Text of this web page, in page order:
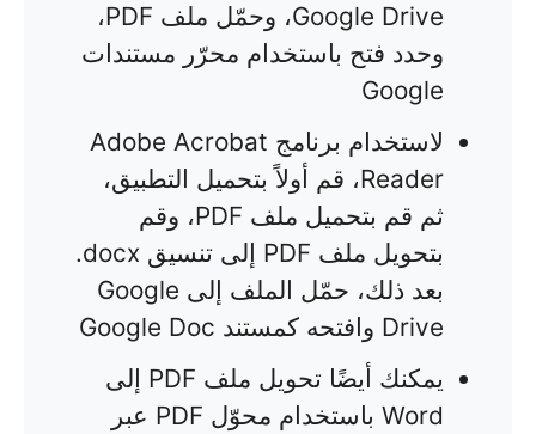
Google Drive، وحمّل ملف PDF،
وحدد فتح باستخدام محرّر مستندات
Google
لاستخدام برنامج Adobe Acrobat
Reader، قم أولاً بتحميل التطبيق،
ثم قم بتحميل ملف PDF، وقم
بتحويل ملف PDF إلى تنسيق docx.
بعد ذلك، حمّل الملف إلى Google
Drive وافتحه كمستند Google Doc
يمكنك أيضًا تحويل ملف PDF إلى
Word باستخدام محوّل PDF عبر